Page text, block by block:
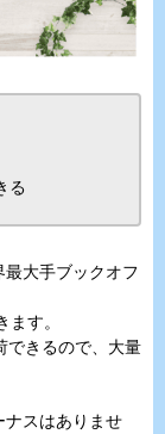
る
大手ブックオフ
す。
できるので、大量
ナスはありませ